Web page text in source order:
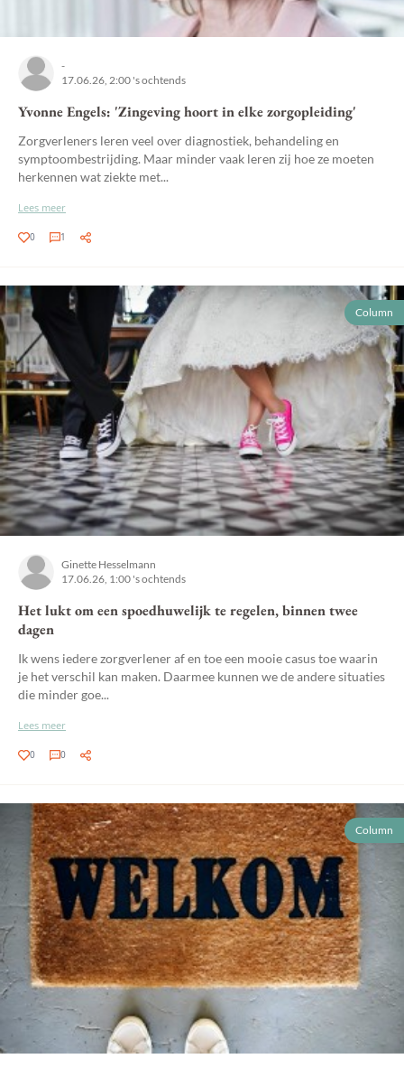
-
17.06.26, 2:00 's ochtends
Yvonne Engels: 'Zingeving hoort in elke zorgopleiding'
Zorgverleners leren veel over diagnostiek, behandeling en
symptoombestrijding. Maar minder vaak leren zij hoe ze moeten
herkennen wat ziekte met...
Lees meer
0 1
Column
Ginette Hesselmann
17.06.26, 1:00 's ochtends
Het lukt om een spoedhuwelijk te regelen, binnen twee
dagen
Ik wens iedere zorgverlener af en toe een mooie casus toe waarin
je het verschil kan maken. Daarmee kunnen we de andere situaties
die minder goe...
Lees meer
0 0
Column